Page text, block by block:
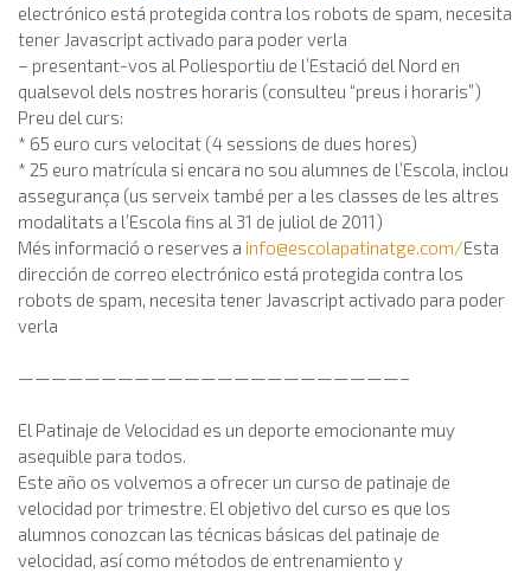
electrónico está protegida contra los robots de spam, necesita
tener Javascript activado para poder verla
– presentant-vos al Poliesportiu de l’Estació del Nord en
qualsevol dels nostres horaris (consulteu “preus i horaris”)
Preu del curs:
* 65 euro curs velocitat (4 sessions de dues hores)
* 25 euro matrícula si encara no sou alumnes de l’Escola, inclou
assegurança (us serveix també per a les classes de les altres
modalitats a l’Escola fins al 31 de juliol de 2011)
Més informació o reserves a info@escolapatinatge.com/Esta
dirección de correo electrónico está protegida contra los
robots de spam, necesita tener Javascript activado para poder
verla
———————————————————————–
El Patinaje de Velocidad es un deporte emocionante muy
asequible para todos.
Este año os volvemos a ofrecer un curso de patinaje de
velocidad por trimestre. El objetivo del curso es que los
alumnos conozcan las técnicas básicas del patinaje de
velocidad, así como métodos de entrenamiento y